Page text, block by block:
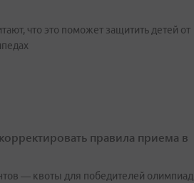
что это поможет защитить детей от
правила приема в
— квоты для победителей олимпиад